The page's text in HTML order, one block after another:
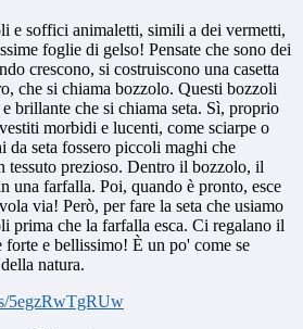
e soffici animaletti, simili a dei vermetti,
foglie di gelso! Pensate che sono dei
crescono, si costruiscono una casetta
che si chiama bozzolo. Questi bozzoli
brillante che si chiama seta. Sì, proprio
morbidi e lucenti, come sciarpe o
da seta fossero piccoli maghi che
tessuto prezioso. Dentro il bozzolo, il
una farfalla. Poi, quando è pronto, esce
via! Però, per fare la seta che usiamo
prima che la farfalla esca. Ci regalano il
forte e bellissimo! È un po' come se
natura.
5egzRwTgRUw